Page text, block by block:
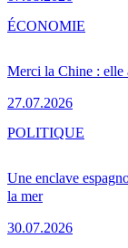
Merci la Chine : elle
27.07.2026
ÉCONOMIE
Une enclave
la mer
30.07.2026
POLITIQUE